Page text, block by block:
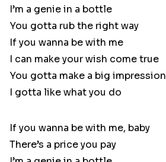
I’m a genie in a bottle
You gotta rub the right way
If you wanna be with me
I can make your wish come true
You gotta make a big impression
I gotta like what you do
If you wanna be with me, baby
There’s a price you pay